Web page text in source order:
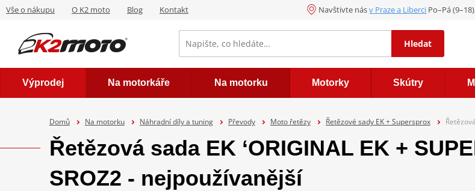
Vše o nákupu O K2 moto Blog Kontakt Navštivte násv Praze a Liberci Po–Pá
Hledat
Výprodej Na motorkáře Na motorku Motorky Skútry
Domů Na motorku Náhradní díly a tuning Převody Moto řetězy Řetězové sady EK + Supersprox
Řetězová sada EK ‘ORIGINAL EK +
SROZ2 - nejpoužívanější